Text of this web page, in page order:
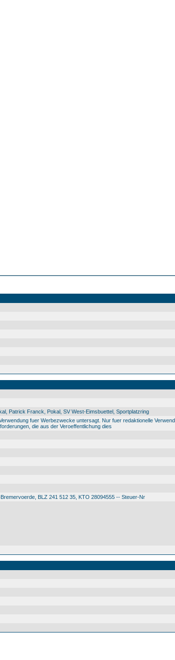
Patrick Franck, Pokal, SV West-Eimsbuettel, Sportplatzring
fuer Werbezwecke untersagt. Nur fuer redaktionelle
die aus der Veroeffentlichung dies
BLZ 241 512 35, KTO 28094555 -- Steuer-Nr